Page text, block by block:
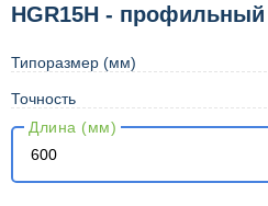
HGR15H -
Типоразмер (мм)
Точность
Длина (мм)